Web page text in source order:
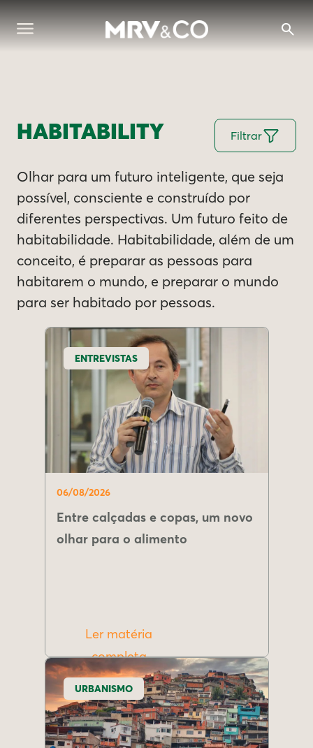
HABITABILITY Filtrar
Olhar para um futuro inteligente, que seja
possível, consciente e construído por
diferentes perspectivas. Um futuro feito de
habitabilidade. Habitabilidade, além de um
conceito, é preparar as pessoas para
habitarem o mundo, e preparar o mundo
para ser habitado por pessoas.
ENTREVISTAS
06/08/2026
Entre calçadas e copas, um novo
olhar para o alimento
Ler matéria
completa
URBANISMO